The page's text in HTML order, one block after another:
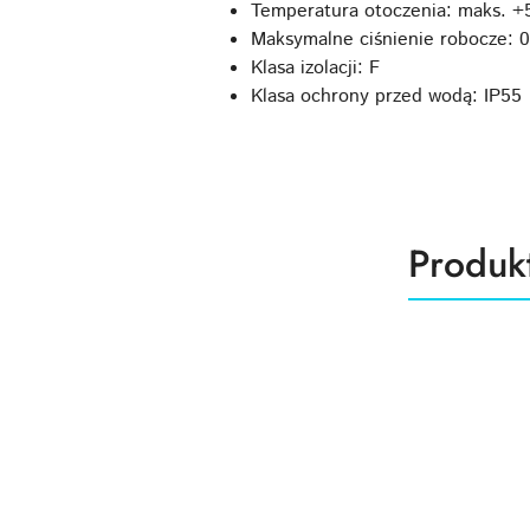
Temperatura otoczenia: maks.
Maksymalne ciśnienie robocze:
Klasa izolacji: F
Klasa ochrony przed wodą: IP55
o